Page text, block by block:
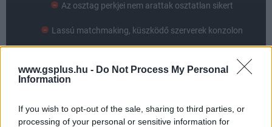
www.gsplus.hu - Do Not Process My Personal
Information
If you wish to opt-out of the sale, sharing to third parties, or
processing of your personal or sensitive information for
Az osztag perkjei nem arattak osztatlan sikert
Lassú matchmaking, küszködő szerverek konzolon